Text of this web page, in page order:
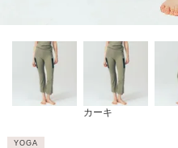
カーキ
YOGA